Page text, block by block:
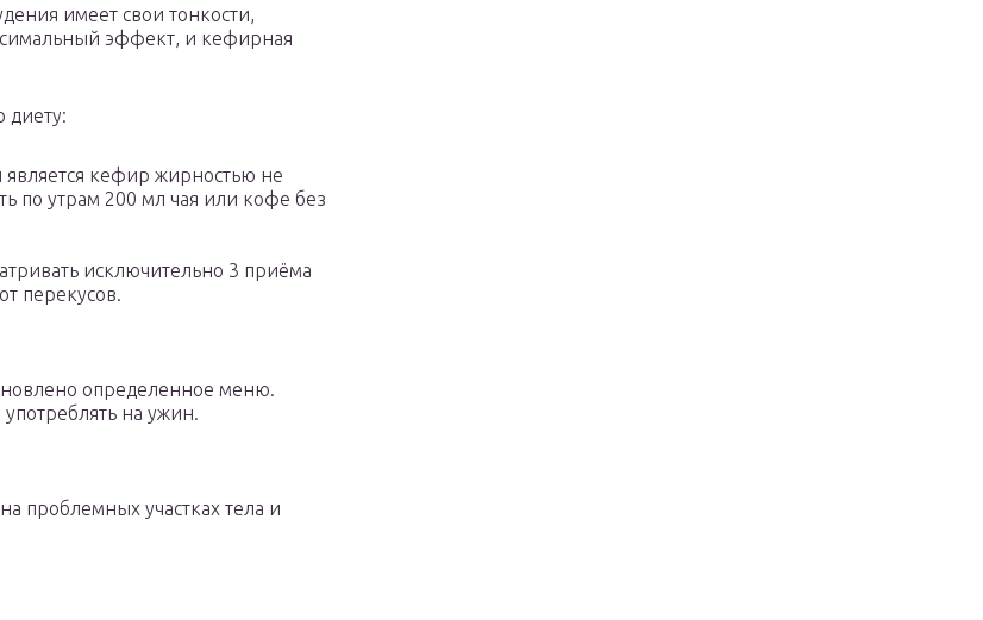
имеет свои тонкости,
эффект, и кефирная
диету:
кефир жирностью не
по утрам 200 мл чая или кофе без
исключительно 3 приёма
перекусов.
определенное меню.
на ужин.
проблемных участках тела и